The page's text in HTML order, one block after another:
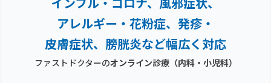
アレルギー・花粉症、 発疹・
皮膚症状、膀胱炎など幅広く対応
ファストドクターのオンライン診療（内科・小児科）